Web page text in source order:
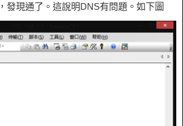
發現通了。這說明DNS有問題。如下圖